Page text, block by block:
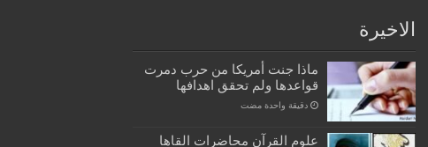
الاخيرة
ماذا جنت أمريكا من حرب دمرت
قواعدها ولم تحقق اهدافها
‏دقيقة واحدة مضت
علوم القرآن محاضرات القاها